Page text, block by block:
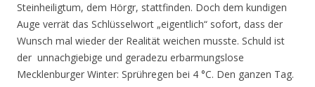
Steinheiligtum, dem Hörgr, stattfinden. Doch dem kundigen
Auge verrät das Schlüsselwort „eigentlich“ sofort, dass der
Wunsch mal wieder der Realität weichen musste. Schuld ist
der unnachgiebige und geradezu erbarmungslose
Mecklenburger Winter: Sprühregen bei 4 °C. Den ganzen Tag.